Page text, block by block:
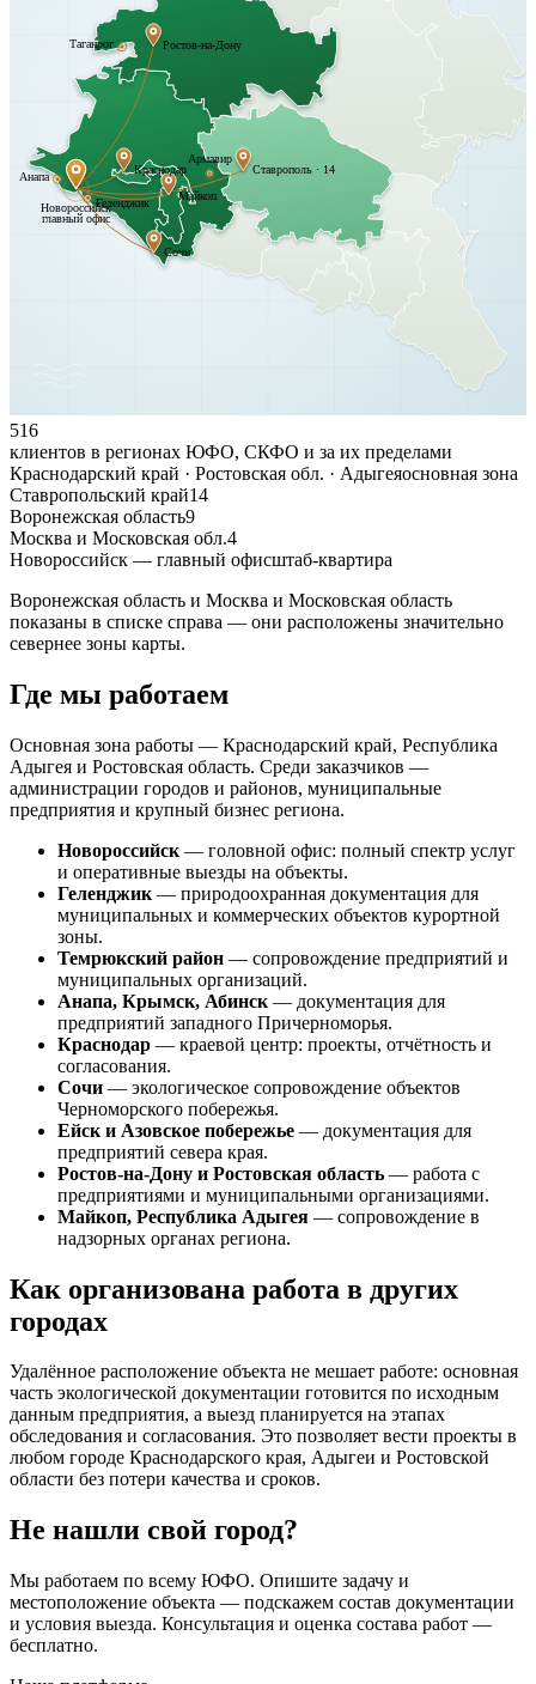
Новороссийск
главный офис
Краснодар
Ростов-на-Дону
Сочи
Майкоп
Ставрополь · 14
Геленджик
Анапа
Таганрог
Армавир
516
клиентов в регионах ЮФО, СКФО и за их пределами
Краснодарский край · Ростовская обл. · Адыгеяосновная зона
Ставропольский край14
Воронежская область9
Москва и Московская обл.4
Новороссийск — главный офисштаб-квартира
Воронежская область и Москва и Московская область
показаны в списке справа — они расположены значительно
севернее зоны карты.
Где мы работаем
Основная зона работы — Краснодарский край, Республика
Адыгея и Ростовская область. Среди заказчиков —
администрации городов и районов, муниципальные
предприятия и крупный бизнес региона.
Новороссийск — головной офис: полный спектр услуг
и оперативные выезды на объекты.
Геленджик — природоохранная документация для
муниципальных и коммерческих объектов курортной
зоны.
Темрюкский район — сопровождение предприятий и
муниципальных организаций.
Анапа, Крымск, Абинск — документация для
предприятий западного Причерноморья.
Краснодар — краевой центр: проекты, отчётность и
согласования.
Сочи — экологическое сопровождение объектов
Черноморского побережья.
Ейск и Азовское побережье — документация для
предприятий севера края.
Ростов-на-Дону и Ростовская область — работа с
предприятиями и муниципальными организациями.
Майкоп, Республика Адыгея — сопровождение в
надзорных органах региона.
Как организована работа в других
городах
Удалённое расположение объекта не мешает работе: основная
часть экологической документации готовится по исходным
данным предприятия, а выезд планируется на этапах
обследования и согласования. Это позволяет вести проекты в
любом городе Краснодарского края, Адыгеи и Ростовской
области без потери качества и сроков.
Не нашли свой город?
Мы работаем по всему ЮФО. Опишите задачу и
местоположение объекта — подскажем состав документации
и условия выезда. Консультация и оценка состава работ —
бесплатно.